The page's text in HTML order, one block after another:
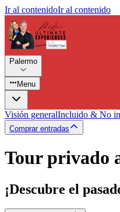
Ir al contenidoIr al contenido
Palermo
Menu
Visión generalIncluido & No
Comprar entradas
Tour privado
¡Descubre el